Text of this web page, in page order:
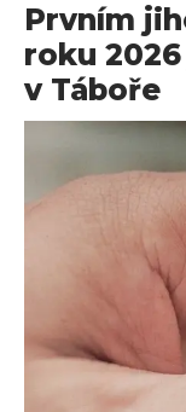
Prvním
roku
v Táboře